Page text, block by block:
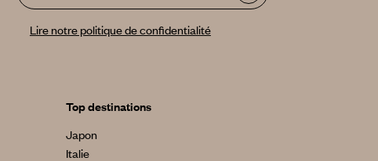
Lire notre politique de confidentialité
Top destinations
Japon
Italie